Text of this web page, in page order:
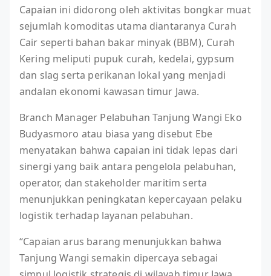
Capaian ini didorong oleh aktivitas bongkar muat
sejumlah komoditas utama diantaranya Curah
Cair seperti bahan bakar minyak (BBM), Curah
Kering meliputi pupuk curah, kedelai, gypsum
dan slag serta perikanan lokal yang menjadi
andalan ekonomi kawasan timur Jawa.
Branch Manager Pelabuhan Tanjung Wangi Eko
Budyasmoro atau biasa yang disebut Ebe
menyatakan bahwa capaian ini tidak lepas dari
sinergi yang baik antara pengelola pelabuhan,
operator, dan stakeholder maritim serta
menunjukkan peningkatan kepercayaan pelaku
logistik terhadap layanan pelabuhan.
“Capaian arus barang menunjukkan bahwa
Tanjung Wangi semakin dipercaya sebagai